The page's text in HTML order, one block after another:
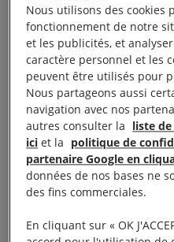
Nous utilisons des cookies
fonctionnement de notre
et les publicités, et
caractère personnel et les
peuvent être utilisés pour
Nous partageons aussi
navigation avec nos
autres consulter la liste
ici et la politique de
partenaire Google en
données de nos bases ne
des fins commerciales.
En cliquant sur « OK